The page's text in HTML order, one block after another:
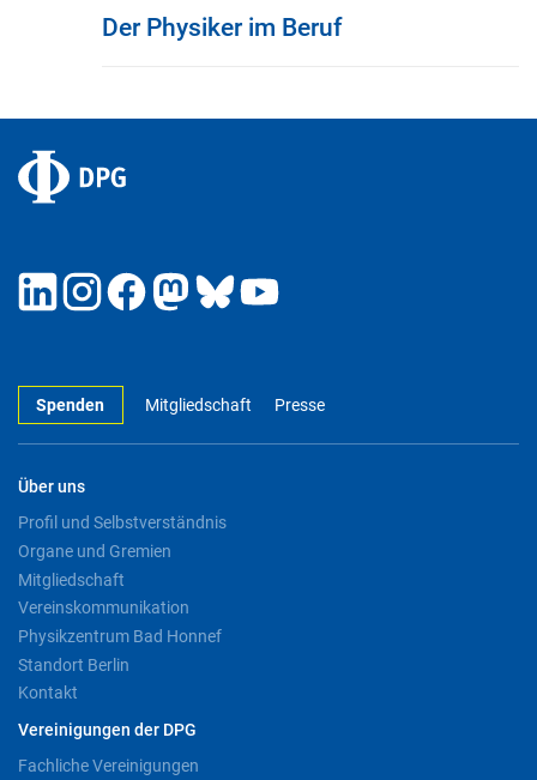
Der Physiker im Beruf
Spenden Mitgliedschaft Presse
Über uns
Profil und Selbstverständnis
Organe und Gremien
Mitgliedschaft
Vereinskommunikation
Physikzentrum Bad Honnef
Standort Berlin
Kontakt
Vereinigungen der DPG
Fachliche Vereinigungen